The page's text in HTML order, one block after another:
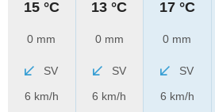
15 °C
0 mm
SV
6 km/h
13 °C
0 mm
SV
6 km/h
17 °C
0 mm
SV
6 km/h